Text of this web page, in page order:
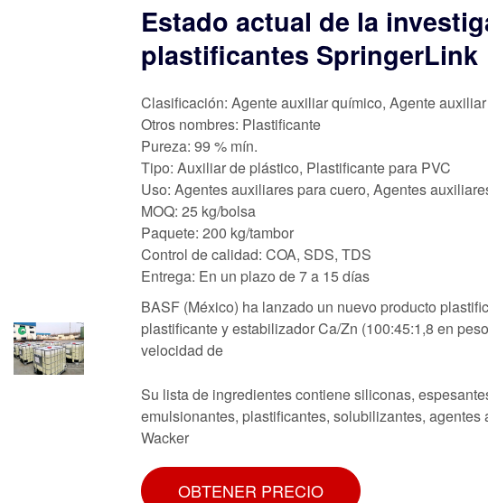
Estado actual de la
plastificantes SpringerLink
Clasificación: Agente auxiliar químico, Agente
Otros nombres: Plastificante
Pureza: 99 % mín.
Tipo: Auxiliar de plástico, Plastificante para PVC
Uso: Agentes auxiliares para cuero, Agentes
MOQ: 25 kg/bolsa
Paquete: 200 kg/tambor
Control de calidad: COA, SDS, TDS
Entrega: En un plazo de 7 a 15 días
BASF (México) ha lanzado un nuevo producto
plastificante y estabilizador Ca/Zn (100:45:1,8 en
velocidad de
Su lista de ingredientes contiene siliconas,
emulsionantes, plastificantes, solubilizantes,
Wacker
OBTENER PRECIO